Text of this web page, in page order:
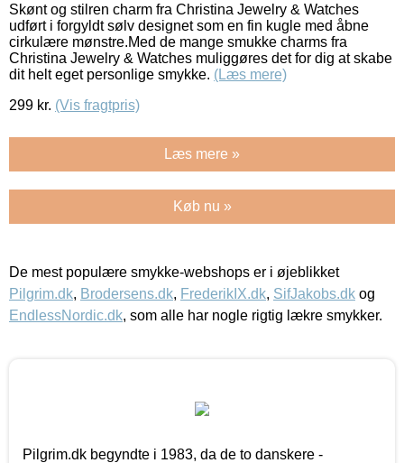
Skønt og stilren charm fra Christina Jewelry & Watches
udført i forgyldt sølv designet som en fin kugle med åbne
cirkulære mønstre.Med de mange smukke charms fra
Christina Jewelry & Watches muliggøres det for dig at skabe
dit helt eget personlige smykke. (Læs mere)
299 kr. (Vis fragtpris)
Læs mere »
Køb nu »
De mest populære smykke-webshops er i øjeblikket
Pilgrim.dk, Brodersens.dk, FrederikIX.dk, SifJakobs.dk og
EndlessNordic.dk, som alle har nogle rigtig lækre smykker.
Pilgrim.dk begyndte i 1983, da de to danskere -